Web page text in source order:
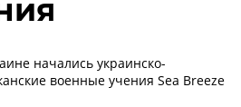
начались украинско-
военные учения Sea Breeze